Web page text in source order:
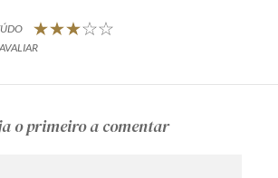
o primeiro a comentar